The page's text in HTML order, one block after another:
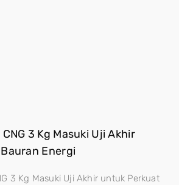
3 Kg Masuki Uji Akhir
Energi
3 Kg Masuki Uji Akhir untuk Perkuat